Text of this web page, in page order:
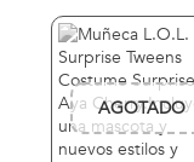
AGOTADO